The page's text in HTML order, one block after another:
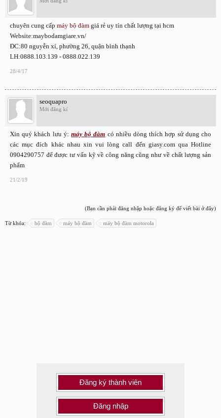
chuyên cung cấp máy bộ đàm giá rẻ uy tín chất lượng tại hcm
Website:maybodamgiare.vn/
ĐC:80 nguyễn xí, phường 26, quận bình thạnh
LH:0888.103.139 - 0888.022.139
28/4/17
seoquapro
Mới đăng kí
Xin quý khách lưu ý: máy bộ đàm có nhiều dòng thích hợp sử dụng cho
các mục đích khác nhau xin vui lòng call đến giasy.com qua Hotline
0904290757 để được tư vấn kỹ về công năng cũng như về chất lượng sản
phẩm
21/2/19
(Bạn cần phải đăng nhập hoặc đăng ký để viết bài ở đây)
Từ khóa: bộ đàm máy bộ đàm máy bộ đàm motorola
Đăng ký thành viên
Đăng nhập